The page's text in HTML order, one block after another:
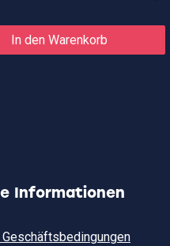
In den Warenkorb
Informationen